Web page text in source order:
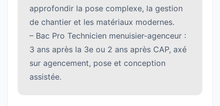
approfondir la pose complexe, la gestion
de chantier et les matériaux modernes.
– Bac Pro Technicien menuisier-agenceur :
3 ans après la 3e ou 2 ans après CAP, axé
sur agencement, pose et conception
assistée.